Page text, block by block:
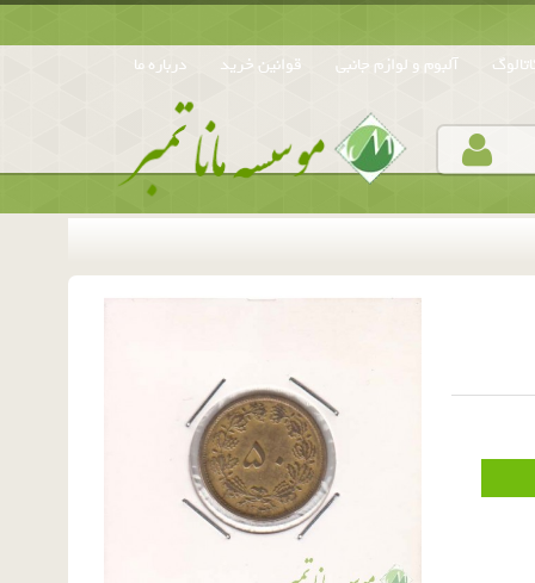
آلبوم و لوازم جانبی قوانین خرید درباره ما